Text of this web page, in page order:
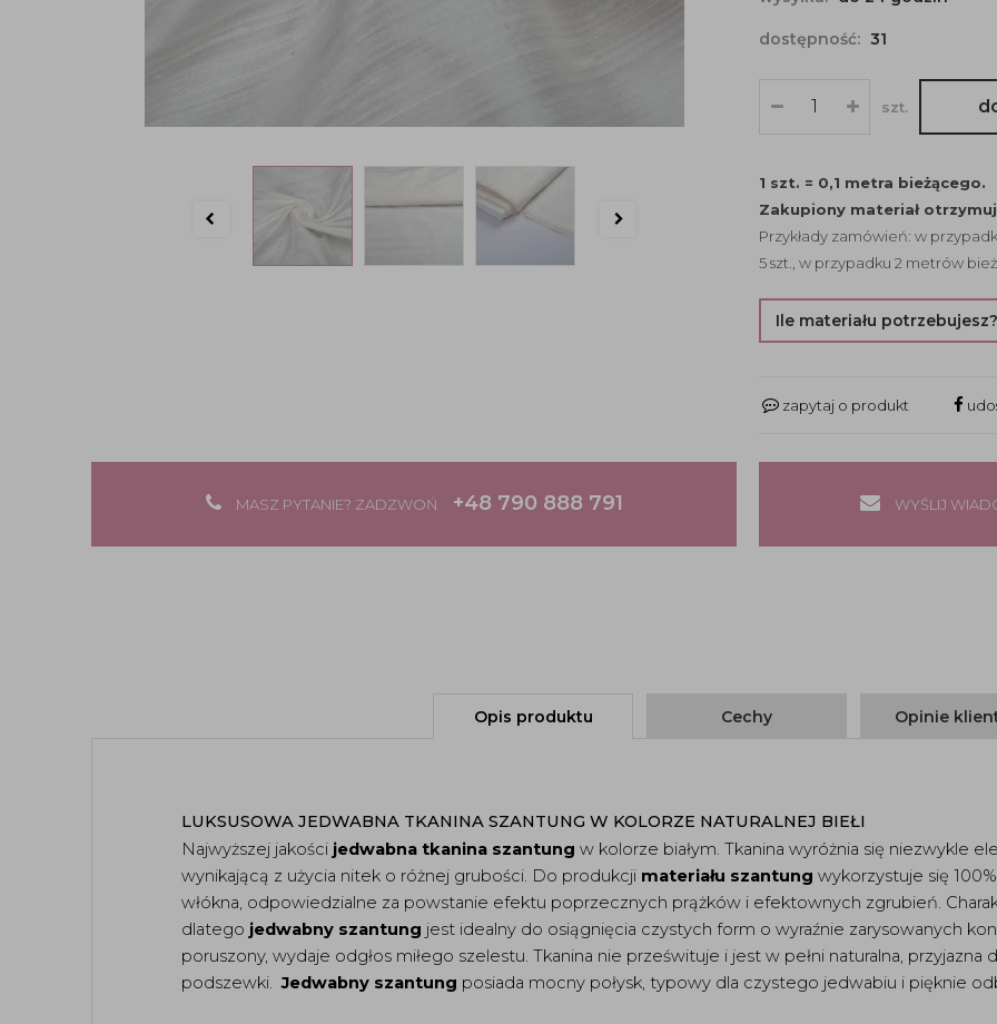
dostępność: 31
szt.
1 szt. = 0,1 metra bieżącego.
Zakupiony materiał
Przykłady zamówień: w
5 szt., w przypadku 2 metrów
Ile materiału potrzebujesz?
zapytaj o produkt
MASZ PYTANIE? ZADZWOŃ +48 790 888 791 WYŚLIJ
Opis produktu Cechy Opinie
LUKSUSOWA JEDWABNA TKANINA SZANTUNG W KOLORZE NATURALNEJ BIEŁI
Najwyższej jakości jedwabna tkanina szantung w kolorze białym. Tkanina wyróżnia się niezwykle
wynikającą z użycia nitek o różnej grubości. Do produkcji materiału szantung wykorzystuje się 100%
włókna, odpowiedzialne za powstanie efektu poprzecznych prążków i efektownych zgrubień.
dlatego jedwabny szantung jest idealny do osiągnięcia czystych form o wyraźnie zarysowanych
poruszony, wydaje odgłos miłego szelestu. Tkanina nie prześwituje i jest w pełni naturalna, przyjazna
podszewki. Jedwabny szantung posiada mocny połysk, typowy dla czystego jedwabiu i pięknie